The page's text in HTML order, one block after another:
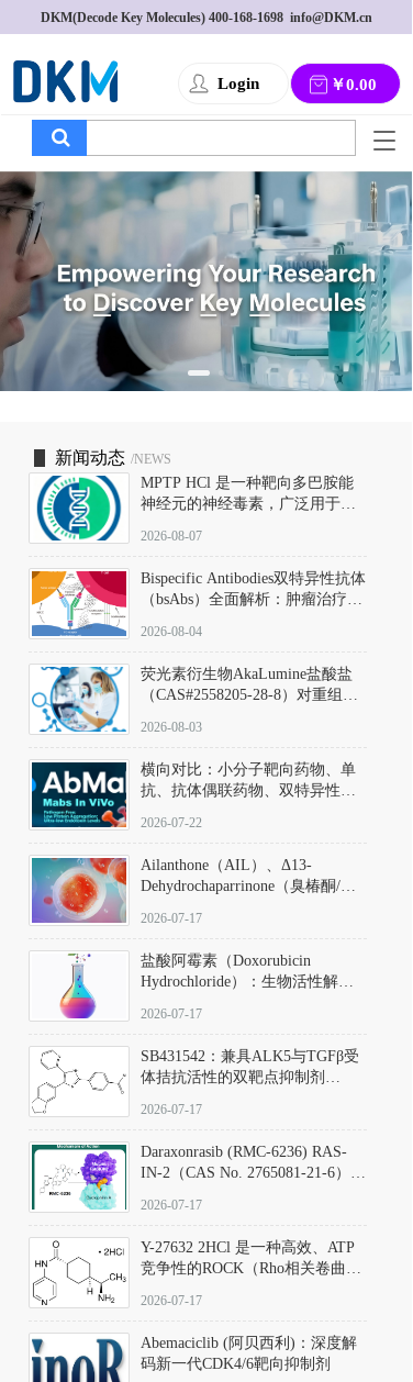
DKM(Decode Key Molecules) 400-168-1698
  info@DKM.cn
Login ￥0.00
T
g
l
e
n
a
v
i
g
a
新闻动态 /NEWS
MPTP HCl 是一种靶向多巴胺能
神经元的神经毒素，广泛用于构
以盐酸盐形式存在，可触发线粒
体介导的神经元凋亡。其经典应
用即为选择性损毁中脑黑质致密
部多巴胺能神经元，从而可靠模
拟帕金森病的核心病理与行为表
2026-08-07
Bispecific Antibodies双特异性抗体
（bsAbs）全面解析：肿瘤治疗的
2026-08-04
荧光素衍生物AkaLumine盐酸盐
（CAS#2558205-28-8）对重组萤
数（Km）为2.06 μM；其近红外
发光特性赋予优异的组织穿透能
力，大幅增强成像信噪比，从而
实现活体动物模型中极低给药剂
量下的高灵敏度、非侵入式生物
2026-08-03
横向对比：小分子靶向药物、单
抗、抗体偶联药物、双特异性抗
及应用瓶颈
2026-07-22
Ailanthone（AIL）、Δ13-
Dehydrochaparrinone（臭椿酮/臭
DKM货号 D806885
2026-07-17
盐酸阿霉素（Doxorubicin
Hydrochloride）：生物活性解
范
2026-07-17
SB431542：兼具ALK5与TGFβ受
体拮抗活性的双靶点抑制剂
D801067）
2026-07-17
Daraxonrasib (RMC-6236) RAS-
IN-2（CAS No. 2765081-21-6）：
向KRAS/NRAS/HRAS的广谱RAS
2026-07-17
Y-27632 2HCl 是一种高效、ATP
竞争性的ROCK（Rho相关卷曲螺
同等抑制ROCK1与ROCK2；其通
过精准嵌入激酶的ATP结合位点
发挥抑制作用，对ROCK1和
ROCK2的解离常数（Ki）分别为
2026-07-17
Abemaciclib (阿贝西利)：深度解
码新一代CDK4/6靶向抑制剂